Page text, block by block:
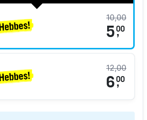
10,00
5,
00
12,00
6,
00